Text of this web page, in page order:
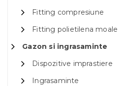
Fitting compresiune
Fitting polietilena moale
Gazon si ingrasaminte
Dispozitive imprastiere
Ingrasaminte